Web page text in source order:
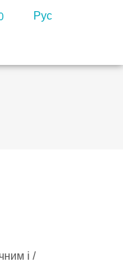
Рус
і /